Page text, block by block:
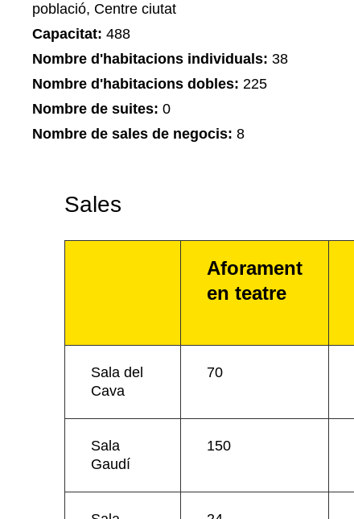
població, Centre ciutat
Capacitat: 488
Nombre d'habitacions individuals: 38
Nombre d'habitacions dobles: 225
Nombre de suites: 0
Nombre de sales de negocis: 8
Sales
Aforament
en teatre
Sala del
Cava
70
Sala
Gaudí
150